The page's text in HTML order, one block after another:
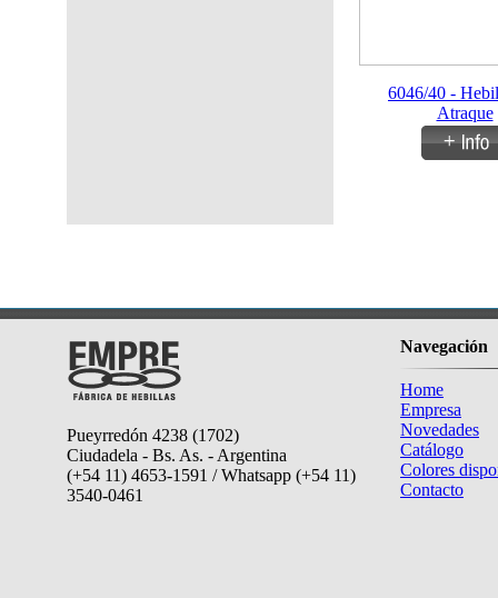
6046/40 -
Atraque
Pueyrredón 4238 (1702)
Ciudadela - Bs. As. - Argentina
(+54 11) 4653-1591 / Whatsapp (+54 11)
3540-0461
Navegación
Home
Empresa
Novedades
Catálogo
Colores
Contacto